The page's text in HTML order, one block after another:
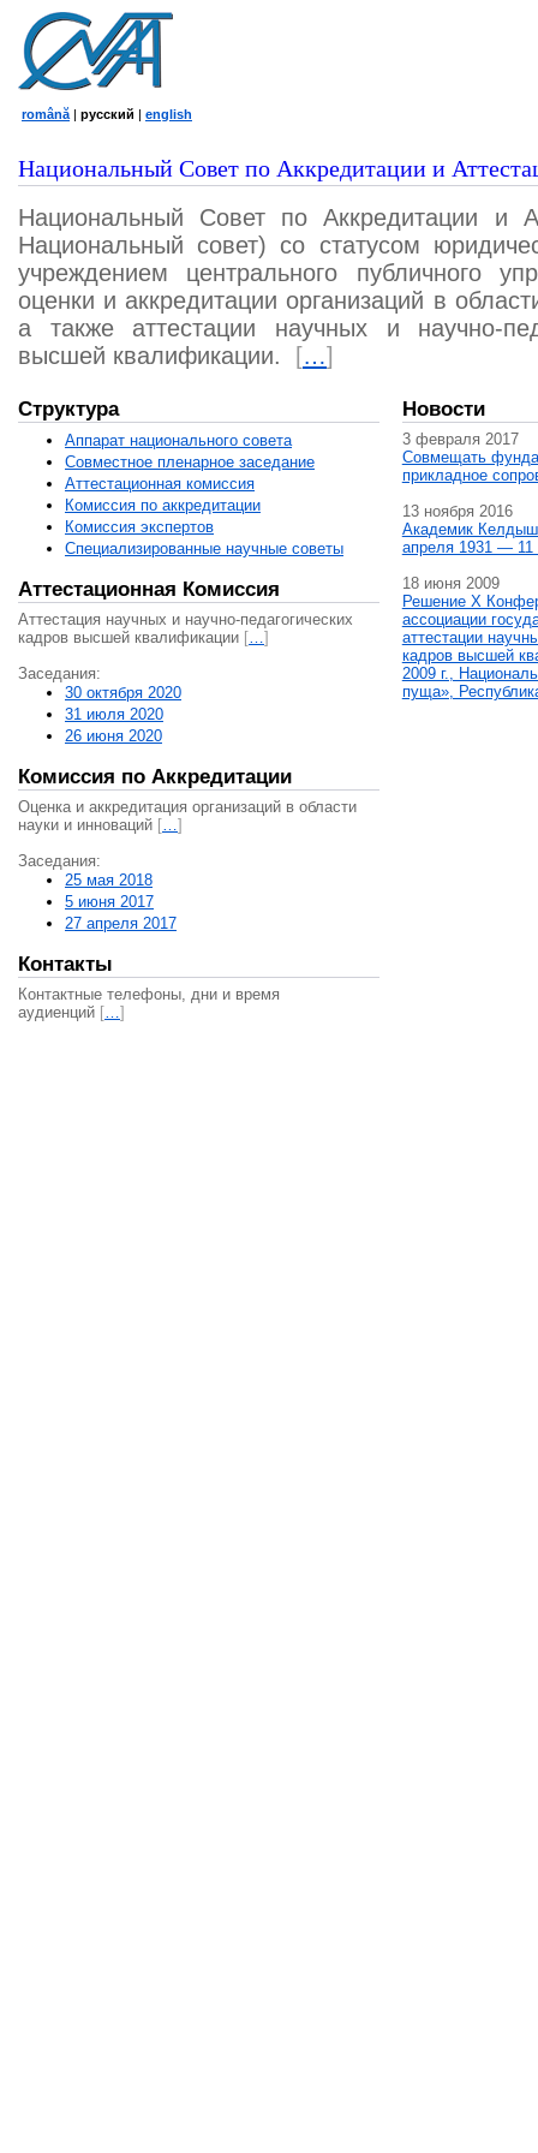
română | русский | english
Национальный Совет по Аккредитации и
Национальный Совет по Аккредитации и
Национальный совет) со статусом
учреждением центрального публичного
оценки и аккредитации организаций в
а также аттестации научных и научно-
высшей квалификации.
[…]
Структура
Аппарат национального совета
Совместное пленарное заседание
Аттестационная комисcия
Комиссия по аккредитации
Комиссия экспертов
Специализированные научные советы
Аттестационная Комиссия
Аттестация научных и научно-педагогических
кадров высшей квалификации […]
Заседания:
30 октября 2020
31 июля 2020
26 июня 2020
Комиссия по Аккредитации
Оценка и аккредитация организаций в области
науки и инноваций […]
Заседания:
25 мая 2018
5 июня 2017
27 апреля 2017
Контакты
Контактные телефоны, дни и время
аудиенций […]
Новости
3 февраля 2017
Совмещать
прикладное
13 ноября 2016
Академик
апреля 1931 — 11
18 июня 2009
Решение X
ассоциации
аттестации
кадров высшей
2009 г.,
пуща»,